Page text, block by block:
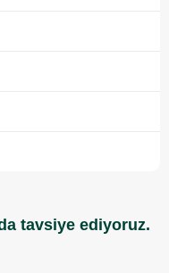
tavsiye ediyoruz.